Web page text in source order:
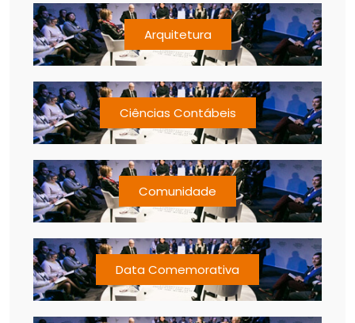
Arquitetura
Ciências Contábeis
Comunidade
Data Comemorativa